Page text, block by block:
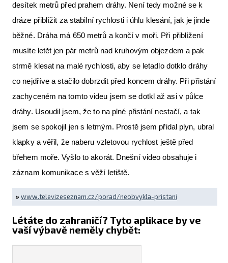
desítek metrů před prahem dráhy. Není tedy možné se k
dráze přiblížit za stabilní rychlosti i úhlu klesání, jak je jinde
běžné. Dráha má 650 metrů a končí v moři. Při přiblížení
musíte letět jen pár metrů nad kruhovým objezdem a pak
strmě klesat na malé rychlosti, aby se letadlo dotklo dráhy
co nejdříve a stačilo dobrzdit před koncem dráhy. Při přistání
zachyceném na tomto videu jsem se dotkl až asi v půlce
dráhy. Usoudil jsem, že to na plné přistání nestačí, a tak
jsem se spokojil jen s letmým. Prostě jsem přidal plyn, ubral
klapky a věřil, že naberu vzletovou rychlost ještě před
břehem moře. Vyšlo to akorát. Dnešní video obsahuje i
záznam komunikace s věží letiště.
» www.televizeseznam.cz/porad/neobvykla-pristani
Létáte do zahraničí? Tyto aplikace by ve
vaší výbavě neměly chybět: